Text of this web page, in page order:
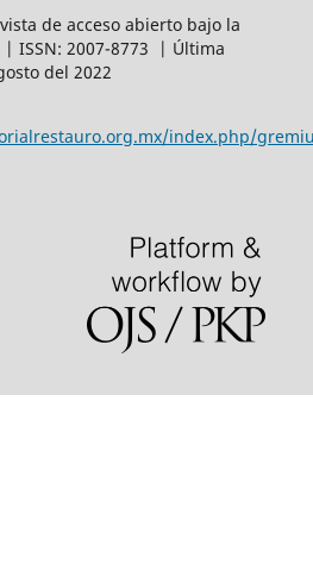
de acceso abierto bajo la
| ISSN: 2007-8773 | Última
del 2022
index.php/